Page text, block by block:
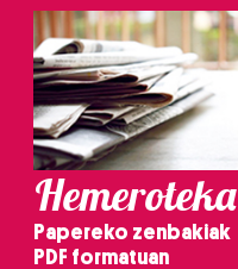
Hemeroteka
Papereko zenbakiak
PDF formatuan